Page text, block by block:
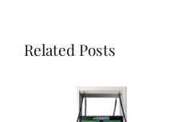
Related Posts